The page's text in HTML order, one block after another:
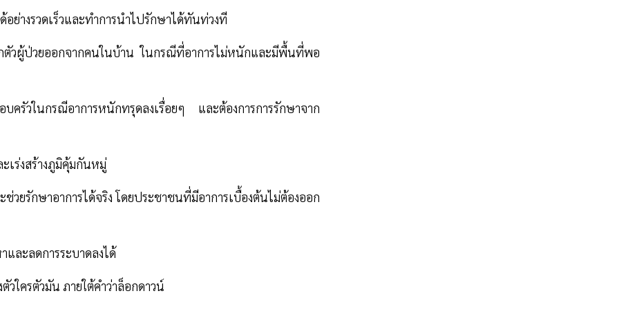
ย่างรวดเร็วและทำการนำไปรักษาได้ทันท่วงที
ตัวผู้ป่วยออกจากคนในบ้าน ในกรณีที่อาการไม่หนักและมีพื้นที่พอ
รัวในกรณีอาการหนักทรุดลงเรื่อยๆ และต้องการการรักษาจาก
เร่งสร้างภูมิคุ้มกันหมู่
วยรักษาอาการได้จริง โดยประชาชนที่มีอาการเบื้องต้นไม่ต้องออก
ละลดการระบาดลงได้
ใครตัวมัน ภายใต้คำว่าล็อกดาวน์